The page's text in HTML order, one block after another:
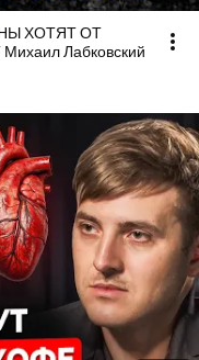
ХОТЯТ ОТ
ЖЕНЩИНЫ ПОСЛЕ 60–70 ЛЕТ Михаил Лабковский